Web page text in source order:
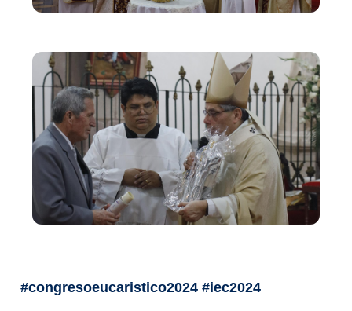
#congresoeucaristico2024 #iec2024